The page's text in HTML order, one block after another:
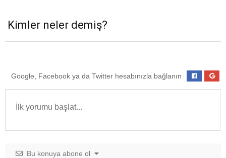
Kimler neler demiş?
Google, Facebook ya da Twitter hesabınızla bağlanın
Bu konuya abone ol